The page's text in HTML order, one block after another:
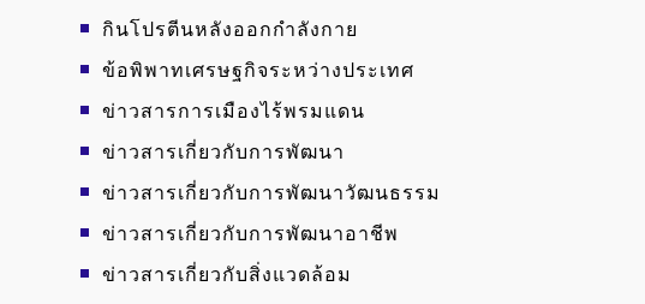
กินโปรตีนหลังออกกำลังกาย
ข้อพิพาทเศรษฐกิจระหว่างประเทศ
ข่าวสารการเมืองไร้พรมแดน
ข่าวสารเกี่ยวกับการพัฒนา
ข่าวสารเกี่ยวกับการพัฒนาวัฒนธรรม
ข่าวสารเกี่ยวกับการพัฒนาอาชีพ
ข่าวสารเกี่ยวกับสิ่งแวดล้อม